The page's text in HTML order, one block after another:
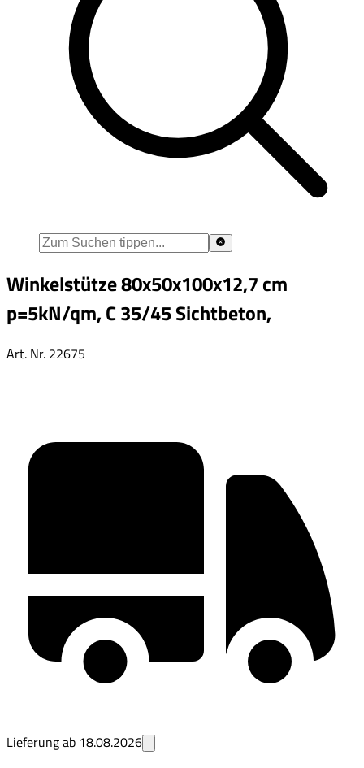
Winkelstütze 80x50x100x12,7 cm
p=5kN/qm, C 35/45 Sichtbeton,
Art. Nr. 22675
Lieferung ab 18.08.2026